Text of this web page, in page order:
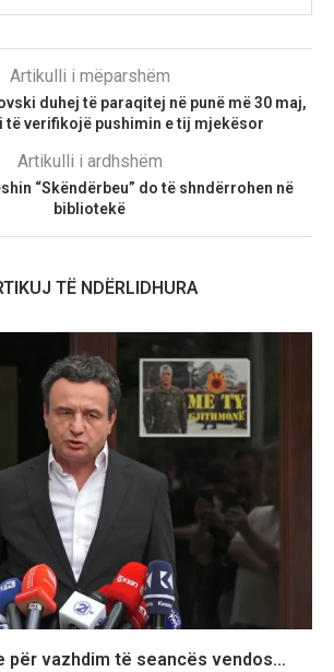
Artikulli i mëparshëm
duhej të paraqitej në punë më 30 maj,
të verifikojë pushimin e tij mjekësor
Artikulli i ardhshëm
“Skëndërbeu” do të shndërrohen në
bibliotekë
TË NDËRLIDHURA
për vazhdim të seancës vendos...